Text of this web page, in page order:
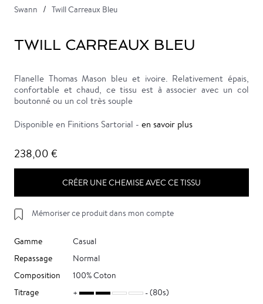
Swann Twill Carreaux Bleu
TWILL CARREAUX BLEU
Flanelle Thomas Mason bleu et ivoire. Relativement épais,
confortable et chaud, ce tissu est à associer avec un col
boutonné ou un col très souple
Disponible en Finitions Sartorial - en savoir plus
238,00 €
CRÉER UNE CHEMISE AVEC CE TISSU
Mémoriser ce produit dans mon compte
Gamme
Casual
Repassage
Normal
Composition
100% Coton
Titrage
(80s)